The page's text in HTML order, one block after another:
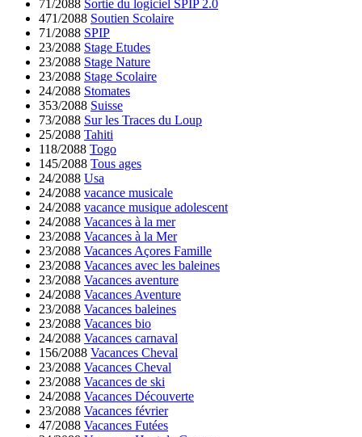
71/2088 Sortie du logiciel SPIP 2.0
471/2088 Soutien Scolaire
71/2088 SPIP
23/2088 Stage Etudes
23/2088 Stage Nature
23/2088 Stage Scolaire
24/2088 Stomates
353/2088 Suisse
73/2088 Sur les Traces du Loup
25/2088 Tahiti
118/2088 Togo
145/2088 Tous ages
24/2088 Usa
24/2088 vacance musicale
24/2088 vacance musique adolescent
24/2088 Vacances à la mer
23/2088 Vacances à la Mer
23/2088 Vacances Açores Famille
23/2088 Vacances avec les baleines
23/2088 Vacances aventure
24/2088 Vacances Aventure
23/2088 Vacances baleines
23/2088 Vacances bio
24/2088 Vacances carnaval
156/2088 Vacances Cheval
23/2088 Vacances Cheval
23/2088 Vacances de ski
24/2088 Vacances Découverte
23/2088 Vacances février
47/2088 Vacances Futées